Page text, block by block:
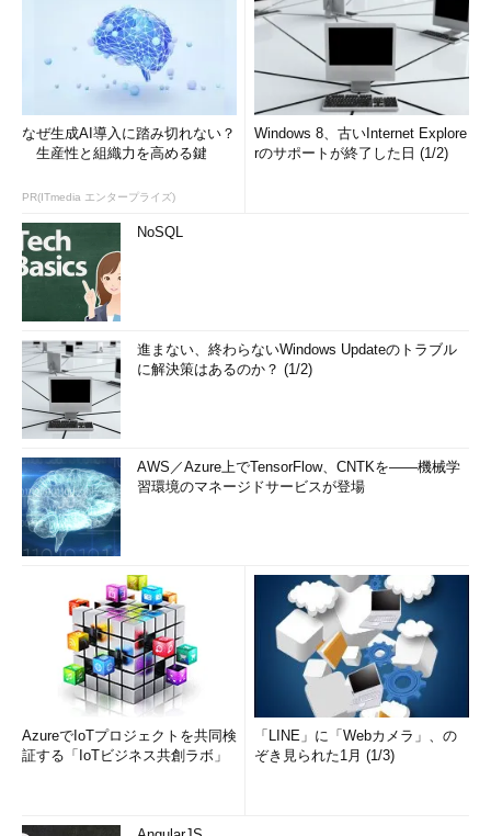
なぜ生成AI導入に踏み切れない？
生産性と組織力を高める鍵
PR(ITmedia エンタープライズ)
Windows 8、古いInternet Explore
rのサポートが終了した日 (1/2)
NoSQL
進まない、終わらないWindows Updateのトラブル
に解決策はあるのか？ (1/2)
AWS／Azure上でTensorFlow、CNTKを――機械学
習環境のマネージドサービスが登場
AzureでIoTプロジェクトを共同検
証する「IoTビジネス共創ラボ」
「LINE」に「Webカメラ」、の
ぞき見られた1月 (1/3)